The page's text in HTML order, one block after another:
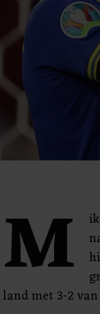
M
land met 3-2